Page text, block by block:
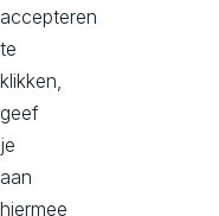
t
i
w
id
al
e
ti
accepteren
te
klikken,
geef
je
aan
hiermee